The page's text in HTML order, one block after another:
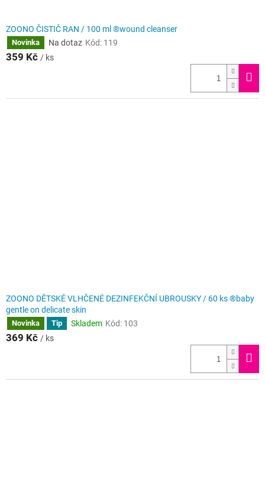
ZOONO ČISTIČ RAN / 100 ml ®wound cleanser
Novinka Na dotaz Kód: 119
359 Kč / ks
ZOONO DĚTSKÉ VLHČENÉ DEZINFEKČNÍ UBROUSKY / 60 ks ®baby
gentle on delicate skin
Novinka Tip Skladem Kód: 103
369 Kč / ks